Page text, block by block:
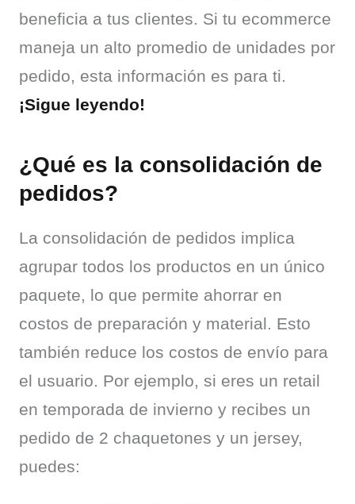
beneficia a tus clientes. Si tu ecommerce
maneja un alto promedio de unidades por
¡Sigue leyendo!
¿Qué es la consolidación de
pedidos?
La consolidación de pedidos implica
agrupar todos los productos en un único
paquete, lo que permite ahorrar en
costos de preparación y material. Esto
también reduce los costos de envío para
el usuario. Por ejemplo, si eres un retail
en temporada de invierno y recibes un
pedido de 2 chaquetones y un jersey,
puedes: